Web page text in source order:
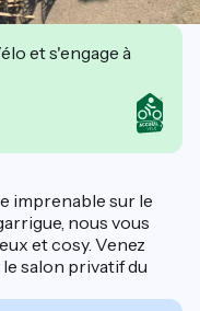
et s'engage à
imprenable sur le
nous vous
et cosy. Venez
le salon privatif du